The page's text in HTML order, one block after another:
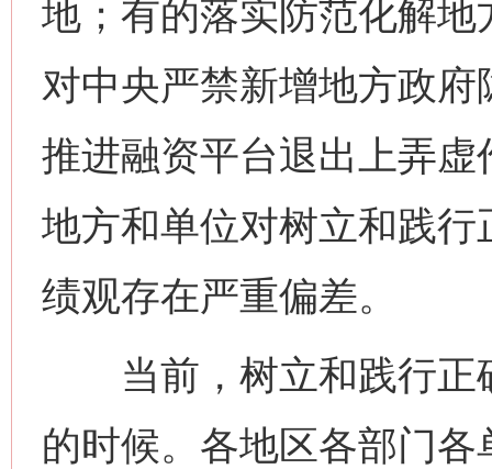
地；有的落实防范化解
对中央严禁新增地方政
推进融资平台退出上弄
地方和单位对树立和践
绩观存在严重偏差。
当前，树立和践行正
的时候。各地区各部门